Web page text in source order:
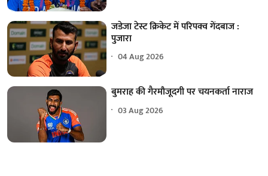
जडेजा टेस्ट क्रिकेट में परिपक्व गेंदबाज :
पुजारा
04 Aug 2026
बुमराह की गैरमौजूदगी पर चयनकर्ता नाराज
03 Aug 2026